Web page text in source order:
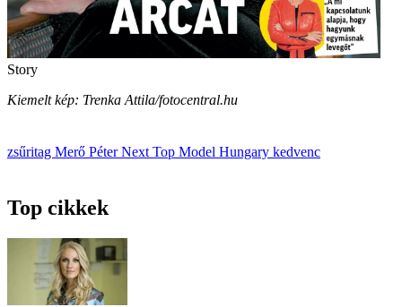
Story
Kiemelt kép: Trenka Attila/fotocentral.hu
zsűritag Merő PéterNext Top Model Hungary kedvenc
Top cikkek